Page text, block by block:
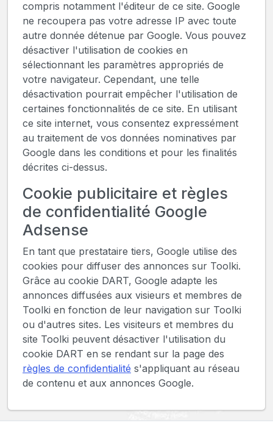
compris notamment l'éditeur de ce site. Google
ne recoupera pas votre adresse IP avec toute
autre donnée détenue par Google. Vous pouvez
désactiver l'utilisation de cookies en
sélectionnant les paramètres appropriés de
votre navigateur. Cependant, une telle
désactivation pourrait empêcher l'utilisation de
certaines fonctionnalités de ce site. En utilisant
ce site internet, vous consentez expressément
au traitement de vos données nominatives par
Google dans les conditions et pour les finalités
décrites ci-dessus.
Cookie publicitaire et règles
de confidentialité Google
Adsense
En tant que prestataire tiers, Google utilise des
cookies pour diffuser des annonces sur Toolki.
Grâce au cookie DART, Google adapte les
annonces diffusées aux visieurs et membres de
Toolki en fonction de leur navigation sur Toolki
ou d'autres sites. Les visiteurs et membres du
site Toolki peuvent désactiver l'utilisation du
cookie DART en se rendant sur la page des
règles de confidentialité s'appliquant au réseau
de contenu et aux annonces Google.